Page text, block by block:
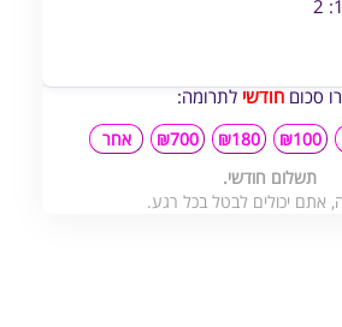
סכום חודשי לתרומה:
₪100
₪180
₪700
אחר
תשלום חודשי.
אתם יכולים לבטל בכל רגע.